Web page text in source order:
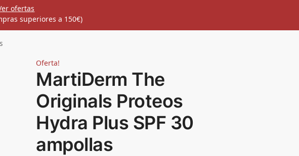
ofertas
superiores a 150€)
Oferta!
MartiDerm The
Originals Proteos
Hydra Plus SPF 30
ampollas